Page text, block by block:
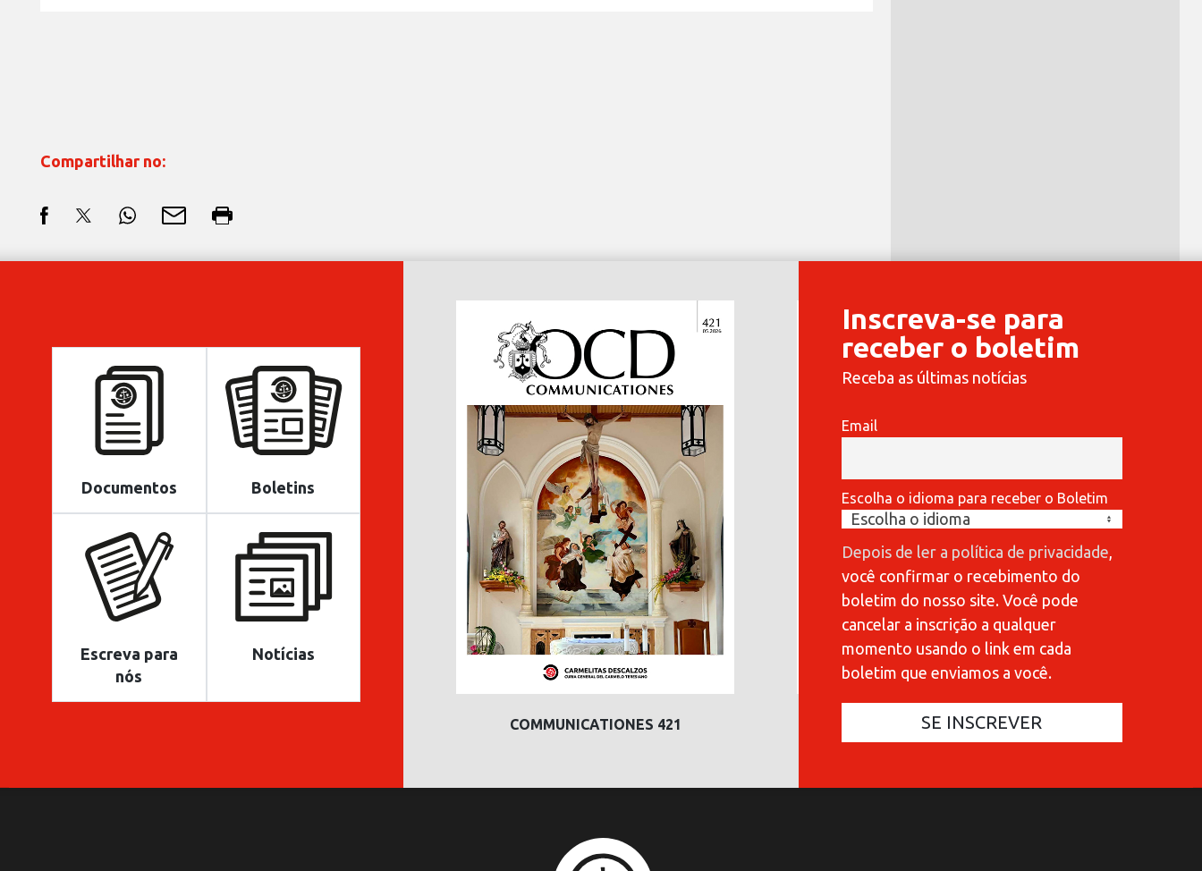
Compartilhar no:
Documentos Boletins
Escreva para
nós
Notícias
COMMUNICATIONES 421 COMMUNICATIONES 420
COMMUNICATIONES 420
Inscreva-se para
receber o boletim
Receba as últimas notícias
Email
Escolha o idioma para receber o Boletim
Depois de ler a política de privacidade
você confirmar o recebimento do
boletim do nosso site. Você pode
cancelar a inscrição a qualquer
momento usando o link em cada
boletim que enviamos a você.